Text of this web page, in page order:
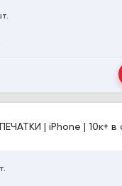
| iPhone | 10к+ в